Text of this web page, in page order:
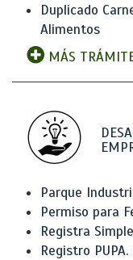
Duplicado
Alimentos
MÁS
Parque
Permiso para
Registra Simple
Registro